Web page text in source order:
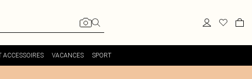
ACCESSOIRES VACANCES SPORT